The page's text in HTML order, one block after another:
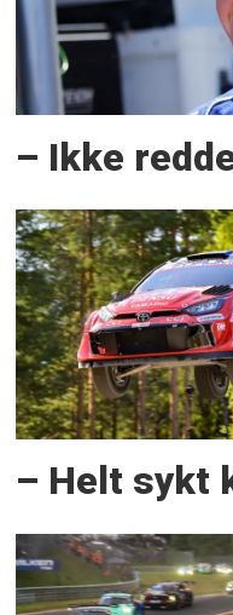
– Ikke
– Helt sykt